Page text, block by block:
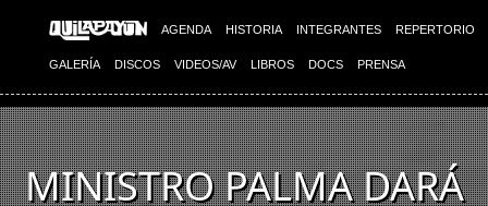
AGENDA HISTORIA INTEGRANTES REPERTORIO
GALERÍA DISCOS VIDEOS/AV LIBROS DOCS PRENSA
MINISTRO PALMA DARÁ